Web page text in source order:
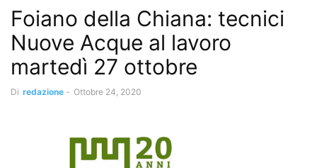
Foiano della Chiana: tecnici
Nuove Acque al lavoro
martedì 27 ottobre
Di redazione - Ottobre 24, 2020